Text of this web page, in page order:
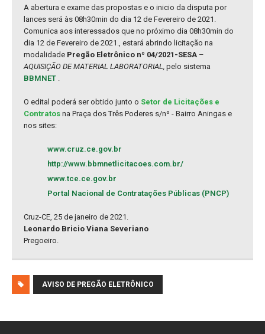
A abertura e exame das propostas e o inicio da disputa por
lances será às 08h30min do dia 12 de Fevereiro de 2021.
Comunica aos interessados que no próximo dia 08h30min do
dia 12 de Fevereiro de 2021., estará abrindo licitação na
modalidade Pregão Eletrônico nº 04/2021-SESA –
AQUISIÇÃO DE MATERIAL LABORATORIAL, pelo sistema
BBMNET .
O edital poderá ser obtido junto o Setor de Licitações e
Contratos na Praça dos Três Poderes s/nº - Bairro Aningas e
nos sites:
www.cruz.ce.gov.br
http://www.bbmnetlicitacoes.com.br/
www.tce.ce.gov.br
Portal Nacional de Contratações Públicas (PNCP)
Cruz-CE, 25 de janeiro de 2021.
Leonardo Bricio Viana Severiano
Pregoeiro.
AVISO DE PREGÃO ELETRÔNICO